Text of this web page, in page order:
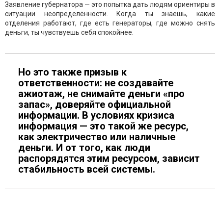
Заявление губернатора — это попытка дать людям ориентиры в
ситуации неопределённости. Когда ты знаешь, какие
отделения работают, где есть генераторы, где можно снять
деньги, ты чувствуешь себя спокойнее.
Но это также призыв к
ответственности: не создавайте
ажиотаж, не снимайте деньги «про
запас», доверяйте официальной
информации. В условиях кризиса
информация — это такой же ресурс,
как электричество или наличные
деньги. И от того, как люди
распорядятся этим ресурсом, зависит
стабильность всей системы.